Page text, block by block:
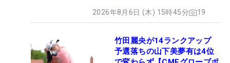
2026年8月6日 (木) 15時45分 19
竹田麗央が14ランクアップ
予選落ちの山下美夢有は4位